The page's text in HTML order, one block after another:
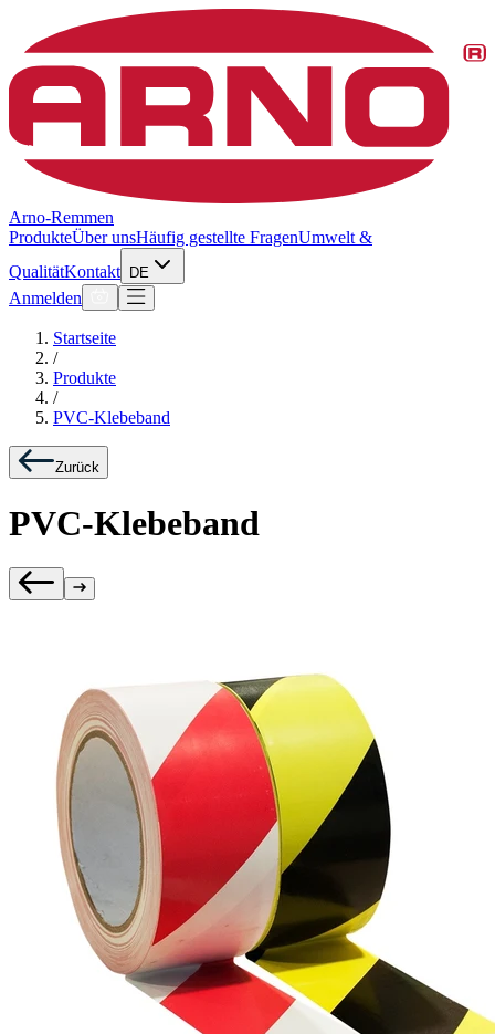
Arno-Remmen
ProdukteÜber unsHäufig gestellte FragenUmwelt &
QualitätKontakt DE
Anmelden
Startseite
/
Produkte
/
PVC-Klebeband
Zurück
PVC-Klebeband